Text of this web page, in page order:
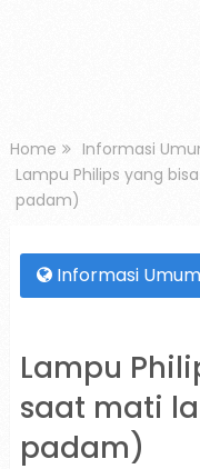
Home
Informasi
Lampu Philips yang
padam)
Informasi Umum
Lampu
saat mati
padam)